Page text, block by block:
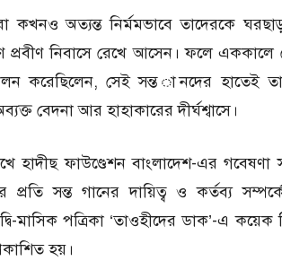
কখনও অত্যন্ত নির্মমভাবে তাদেরকে
নিবাসে রেখে আসেন। ফলে এককালে
করেছিলেন, সেই সন্ত ানদের হাতেই
বেদনা আর হাহাকারের দীর্ঘশ্বাসে।
হাদীছ ফাউণ্ডেশন বাংলাদেশ-এর
প্রতি সন্ত গানের দায়িত্ব ও কর্তব্য
মাসিক পত্রিকা ‘তাওহীদের ডাক’-এ
হয়।